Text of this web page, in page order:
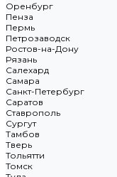
Оренбург
Пенза
Пермь
Петрозаводск
Ростов-на-Дону
Рязань
Салехард
Самара
Санкт-Петербург
Саратов
Ставрополь
Сургут
Тамбов
Тверь
Тольятти
Томск